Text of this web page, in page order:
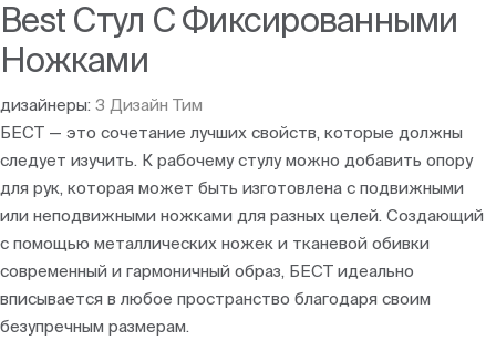
Best Стул С Фиксированными
Ножками
дизайнеры: З Дизайн Тим
БЕСТ — это сочетание лучших свойств, которые должны
следует изучить. К рабочему стулу можно добавить опору
для рук, которая может быть изготовлена с подвижными
или неподвижными ножками для разных целей. Создающий
с помощью металлических ножек и тканевой обивки
современный и гармоничный образ, БЕСТ идеально
вписывается в любое пространство благодаря своим
безупречным размерам.